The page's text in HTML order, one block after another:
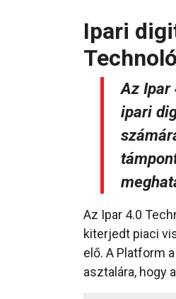
Ipari
Az Ipar
ipari
Az Ipar 4.0
kiterjedt piaci
elő. A Platform
asztalára, hogy